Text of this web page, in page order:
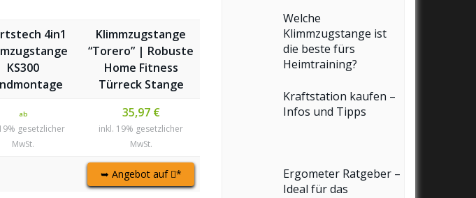
4in1
KS300
Klimmzugstange
“Torero” | Robuste
Home Fitness
Türreck Stange
ab
gesetzlicher
MwSt.
35,97 €
inkl. 19% gesetzlicher
MwSt.
➥ Angebot auf *
Welche
Klimmzugstange ist
die beste fürs
Heimtraining?
Kraftstation kaufen –
Infos und Tipps
Ergometer Ratgeber –
Ideal für das